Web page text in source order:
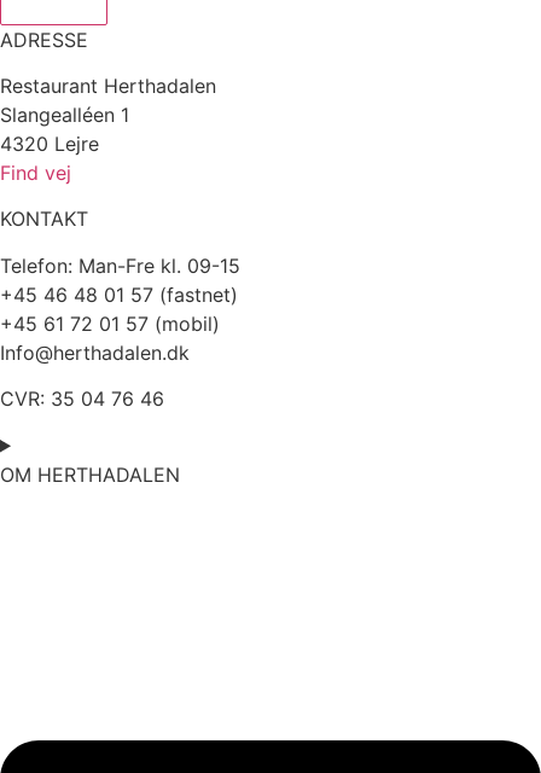
ADRESSE
Restaurant Herthadalen
Slangealléen 1
4320 Lejre
Find vej
KONTAKT
Telefon: Man-Fre kl. 09-15
+45 46 48 01 57 (fastnet)
+45 61 72 01 57 (mobil)
Info@herthadalen.dk
CVR: 35 04 76 46
OM HERTHADALEN